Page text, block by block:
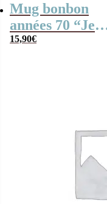
Mug bonbon
années 70 “Je
t’aime mamie” –
15,90€